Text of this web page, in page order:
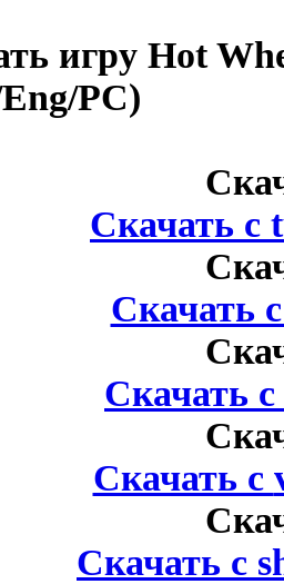
игру Hot
PC)
Скачать с
Скачать
Скачать с
Скачать с
Скачать с